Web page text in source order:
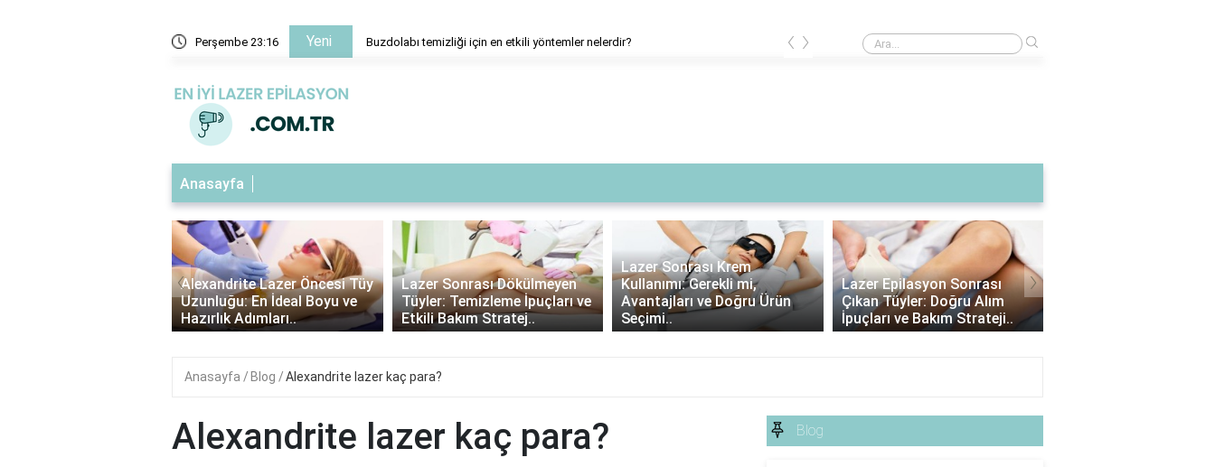
Perşembe 23:16 Yeni Buzdolabı temizliği için en etkili yöntemler nelerdir? Buzdolabı temizliği için en etkili yöntemler nelerdir?
‹ ›
Anasayfa
Alexandrite Lazer Öncesi Tüy
Uzunluğu: En İdeal Boyu ve
Hazırlık Adımları..
Lazer Sonrası Dökülmeyen
Tüyler: Temizleme İpuçları ve
Etkili Bakım Stratej..
Lazer Sonrası Krem
Kullanımı: Gerekli mi,
Avantajları ve Doğru Ürün
Seçimi..
Lazer Epilasyon Sonrası
Çıkan Tüyler: Doğru Alım
İpuçları ve Bakım Strateji..
‹ ›
Anasayfa Blog Alexandrite lazer kaç para?
Alexandrite lazer kaç para? Blog